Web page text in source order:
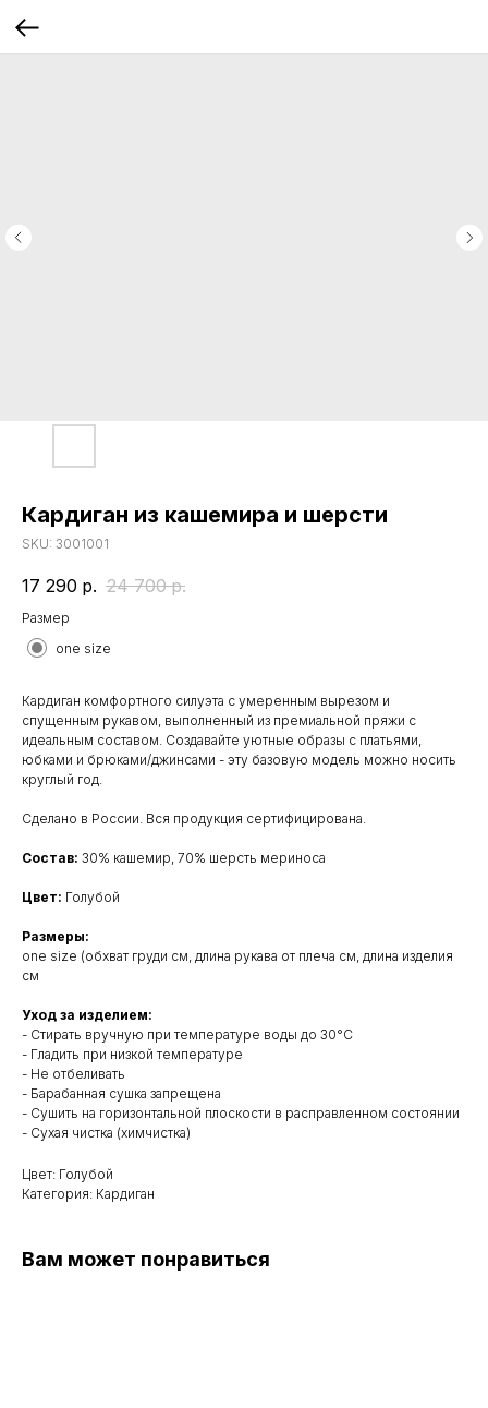
Кардиган из кашемира и шерсти
SKU: 3001001
17 290 р. 24 700 р.
Размер
one size
Кардиган комфортного силуэта с умеренным вырезом и
спущенным рукавом, выполненный из премиальной пряжи с
идеальным составом. Создавайте уютные образы с платьями,
юбками и брюками/джинсами - эту базовую модель можно носить
круглый год.
Сделано в России. Вся продукция сертифицирована.
Состав: 30% кашемир, 70% шерсть мериноса
Цвет: Голубой
Размеры:
one size (обхват груди см, длина рукава от плеча см, длина изделия
см
Уход за изделием:
- Стирать вручную при температуре воды до 30°C
- Гладить при низкой температуре
- Не отбеливать
- Барабанная сушка запрещена
- Сушить на горизонтальной плоскости в расправленном состоянии
- Сухая чистка (химчистка)
Цвет: Голубой
Категория: Кардиган
Вам может понравиться